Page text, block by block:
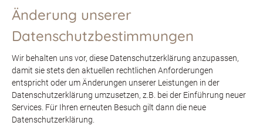
Änderung unserer
Datenschutzbestimmungen
Wir behalten uns vor, diese Datenschutzerklärung anzupassen,
damit sie stets den aktuellen rechtlichen Anforderungen
entspricht oder um Änderungen unserer Leistungen in der
Datenschutzerklärung umzusetzen, z.B. bei der Einführung neuer
Services. Für Ihren erneuten Besuch gilt dann die neue
Datenschutzerklärung.